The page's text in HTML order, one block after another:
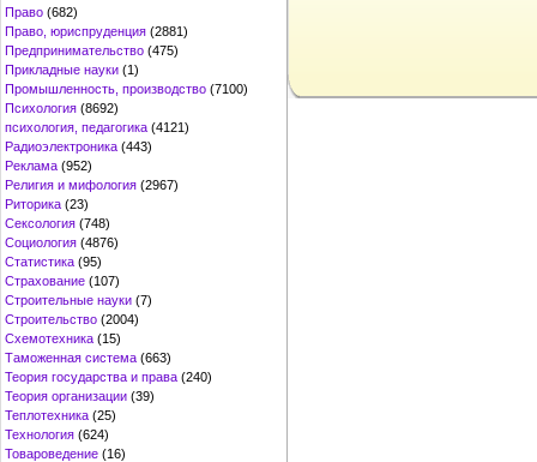
Право (682)
Право, юриспруденция (2881)
Предпринимательство (475)
Прикладные науки (1)
Промышленность, производство (7100)
Психология (8692)
психология, педагогика (4121)
Радиоэлектроника (443)
Реклама (952)
Религия и мифология (2967)
Риторика (23)
Сексология (748)
Социология (4876)
Статистика (95)
Страхование (107)
Строительные науки (7)
Строительство (2004)
Схемотехника (15)
Таможенная система (663)
Теория государства и права (240)
Теория организации (39)
Теплотехника (25)
Технология (624)
Товароведение (16)